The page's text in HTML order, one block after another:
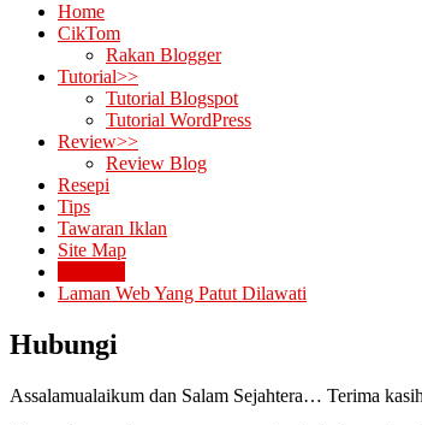
Home
CikTom
Rakan Blogger
Tutorial>>
Tutorial Blogspot
Tutorial WordPress
Review>>
Review Blog
Resepi
Tips
Tawaran Iklan
Site Map
Laman Web Yang Patut Dilawati
Hubungi
Assalamualaikum dan Salam Sejahtera… Terima